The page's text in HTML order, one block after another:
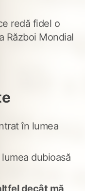
redă fidel o
Război Mondial
în lumea
dubioasă
decât mă